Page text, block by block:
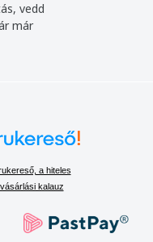
vedd
már
a hiteles
vásárlási kalauz